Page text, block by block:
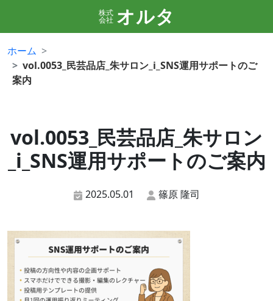
株式
会社 オルタ
ホーム
vol.0053_民芸品店_朱サロン_i_SNS運用サポートのご
案内
vol.0053_民芸品店_朱サロン
_i_SNS運用サポートのご案内
2025.05.01 篠原 隆司